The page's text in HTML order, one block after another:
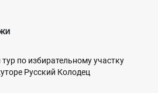
по избирательному участку
Русский Колодец